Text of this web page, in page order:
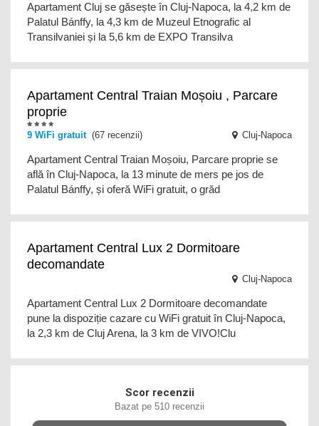
Apartament Cluj se găsește în Cluj-Napoca, la 4,2 km de
Palatul Bánffy, la 4,3 km de Muzeul Etnografic al
Transilvaniei și la 5,6 km de EXPO Transilva
Apartament Central Traian Moșoiu , Parcare
proprie
9 WiFi gratuit(67 recenzii) Cluj-Napoca
Apartament Central Traian Moșoiu, Parcare proprie se
află în Cluj-Napoca, la 13 minute de mers pe jos de
Palatul Bánffy, și oferă WiFi gratuit, o grăd
Apartament Central Lux 2 Dormitoare
decomandate
Cluj-Napoca
Apartament Central Lux 2 Dormitoare decomandate
pune la dispoziție cazare cu WiFi gratuit în Cluj-Napoca,
la 2,3 km de Cluj Arena, la 3 km de VIVO!Clu
Scor recenzii
Bazat pe 510 recenzii